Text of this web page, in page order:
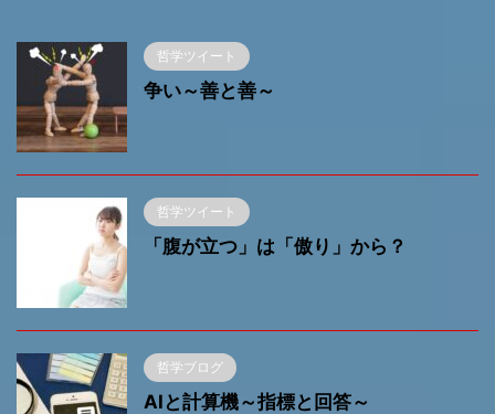
哲学ツイート
争い～善と善～
哲学ツイート
「腹が立つ」は「傲り」から？
哲学ブログ
AIと計算機～指標と回答～